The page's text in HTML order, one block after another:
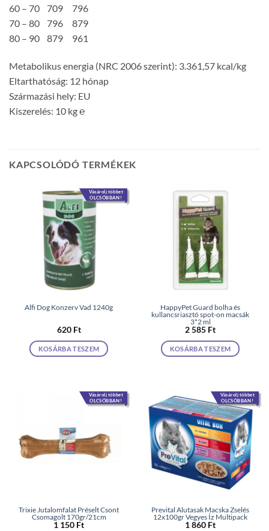
60 – 70 709 796
70 – 80 796 879
80 – 90 879 961
Metabolikus energia (NRC 2006 szerint): 3.361,57 kcal/kg
Eltarthatóság: 12 hónap
Származási hely: EU
Kiszerelés: 10 kg ℮
KAPCSOLÓDÓ TERMÉKEK
Vásárolj többet
OLCSÓBBAN!
Alfi Dog Konzerv Vad 1240g
620 Ft
KOSÁRBA TESZEM
HappyPet Guard bolha és
kullancsriasztó spot-on macsák
3*2 ml
2 585 Ft
KOSÁRBA TESZEM
Vásárolj többet
OLCSÓBBAN!
Trixie Jutalomfalat Préselt Csont
Csomagolt 170gr/21cm
1 150 Ft
Vásárolj többet
OLCSÓBBAN!
Prevital Alutasak Macska Zselés
12x100gr Vegyes Íz Multipack
1 860 Ft